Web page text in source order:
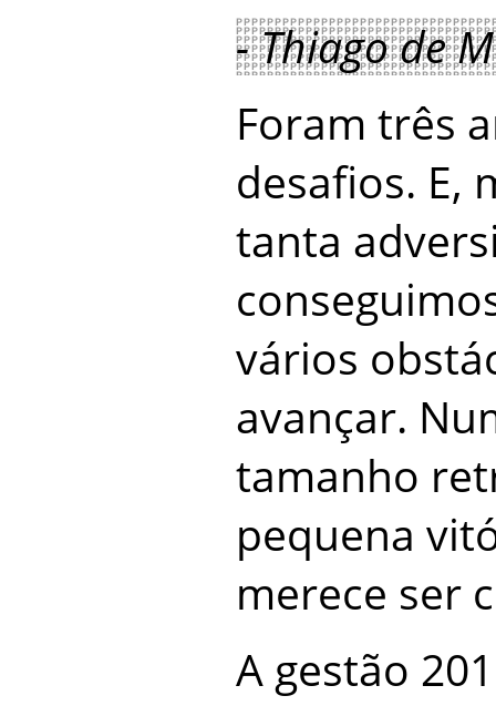
- Thiago de
Foram três
desafios. E,
tanta
vários
avançar.
tamanho
pequena
merece ser
A gestão